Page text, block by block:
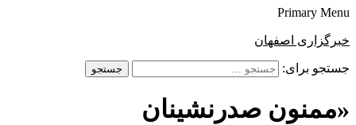
Primary Menu
خبرگزاری اصفهان
جستجو برای:
«ممنون صدرنشینان